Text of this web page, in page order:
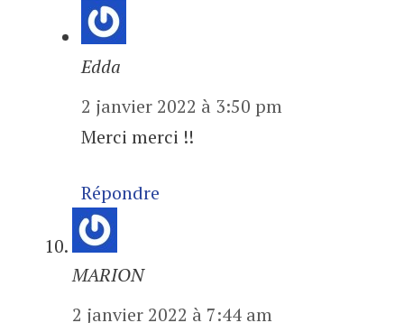
Edda
2 janvier 2022 à 3:50 pm
Merci merci !!
Répondre
MARION
2 janvier 2022 à 7:44 am